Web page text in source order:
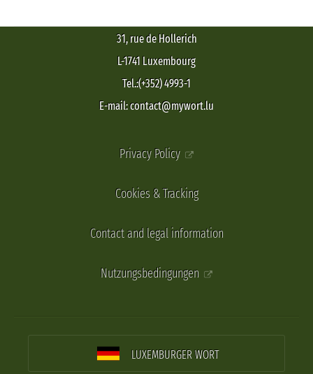
31, rue de Hollerich
L-1741 Luxembourg
Tel.:(+352) 4993-1
E-mail: contact@mywort.lu
Privacy Policy
Cookies & Tracking
Contact and legal information
Nutzungsbedingungen
LUXEMBURGER WORT